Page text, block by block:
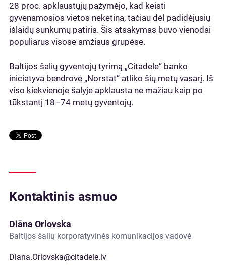
28 proc. apklaustųjų pažymėjo, kad keisti
gyvenamosios vietos neketina, tačiau dėl padidėjusių
išlaidų sunkumų patiria. Šis atsakymas buvo vienodai
populiarus visose amžiaus grupėse.
Baltijos šalių gyventojų tyrimą „Citadele“ banko
iniciatyva bendrovė „Norstat“ atliko šių metų vasarį. Iš
viso kiekvienoje šalyje apklausta ne mažiau kaip po
tūkstantį 18–74 metų gyventojų.
Kontaktinis asmuo
Diāna Orlovska
Baltijos šalių korporatyvinės komunikacijos vadovė
Diana.Orlovska@citadele.lv